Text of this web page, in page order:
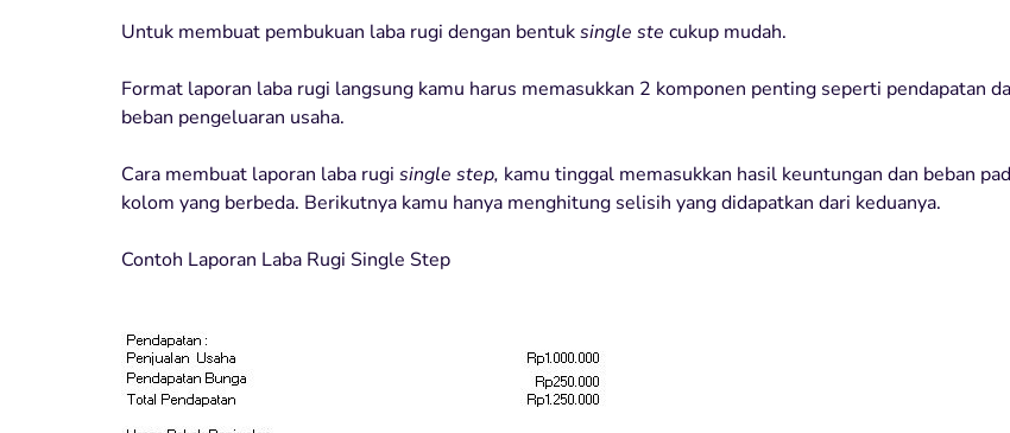
Untuk membuat pembukuan laba rugi dengan bentuksingle ste cukup mudah.
Format laporan laba rugi langsung kamu harus memasukkan 2 komponen penting seperti pendapatan
beban pengeluaran usaha.
Cara membuat laporan laba rugi single step, kamu tinggal memasukkan hasil keuntungan dan beban
kolom yang berbeda. Berikutnya kamu hanya menghitung selisih yang didapatkan dari keduanya.
Contoh Laporan Laba Rugi Single Step